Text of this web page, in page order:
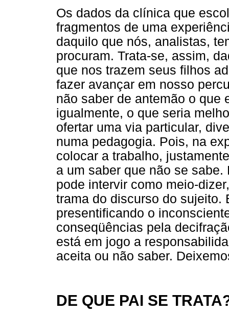
Os dados da clínica que
fragmentos de uma
daquilo que nós, analistas,
procuram. Trata-se, assim,
que nos trazem seus filhos
fazer avançar em nosso
não saber de antemão o que
igualmente, o que seria
ofertar uma via particular,
numa pedagogia. Pois, na
colocar a trabalho,
a um saber que não se
pode intervir como meio-
trama do discurso do sujeito.
presentificando o
conseqüências pela
está em jogo a
aceita ou não saber.
DE QUE PAI SE